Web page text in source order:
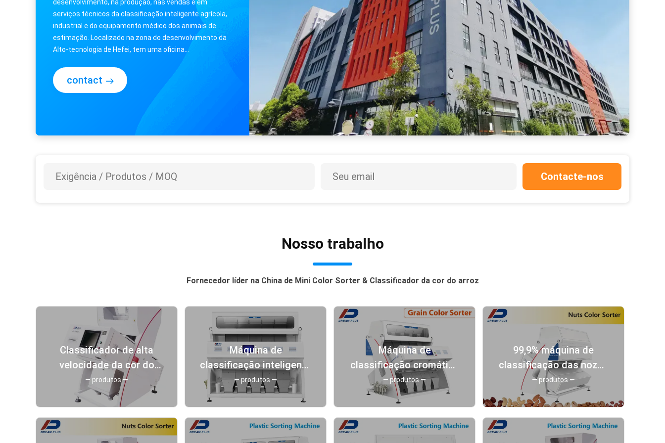
desenvolvimento, na produção, nas vendas e em
serviços técnicos da classificação inteligente agrícola,
industrial e do equipamento médico dos animais de
estimação. Localizado na zona do desenvolvimento da
Alto-tecnologia de Hefei, tem uma oficina
estandardizada moderna da produção de 15.000 ...
contact
Contacte-nos
Nosso trabalho
Fornecedor líder na China de Mini Color Sorter & Classificador da cor do arroz
Classificador de alta
velocidade da cor do
arroz do CCD com 1
rampa
— produtos —
Máquina de
classificação inteligente
da cor do arroz do CCD
— produtos —
Máquina de
classificação cromática
da cor da grão
— produtos —
99,9% máquina de
classificação das nozes
da precisão
— produtos —